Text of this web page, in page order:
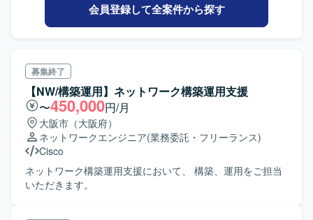
会員登録して全案件から探す
募集終了
【NW/構築運用】ネットワーク構築運用支援
〜450,000円/月
大阪市（大阪府）
ネットワークエンジニア(業務委託・フリーランス)
Cisco
ネットワーク構築運用支援において、 構築、運用をご担当
いただきます。